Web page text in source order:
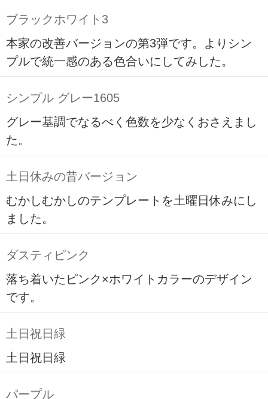
ブラックホワイト3
本家の改善バージョンの第3弾です。よりシン
プルで統一感のある色合いにしてみした。
シンプル グレー1605
グレー基調でなるべく色数を少なくおさえまし
た。
土日休みの昔バージョン
むかしむかしのテンプレートを土曜日休みにし
ました。
ダスティピンク
落ち着いたピンク×ホワイトカラーのデザイン
です。
土日祝日緑
土日祝日緑
パープル